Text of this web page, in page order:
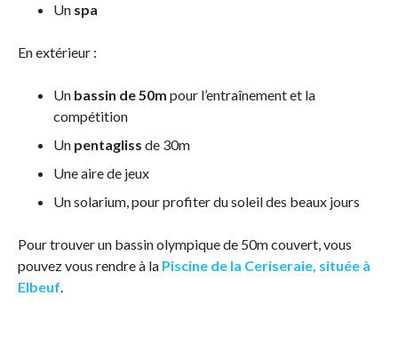
Un spa
En extérieur :
Un bassin de 50m pour l’entraînement et la
compétition
Un pentagliss de 30m
Une aire de jeux
Un solarium, pour profiter du soleil des beaux jours
Pour trouver un bassin olympique de 50m couvert, vous
pouvez vous rendre à la Piscine de la Ceriseraie, située à
Elbeuf.